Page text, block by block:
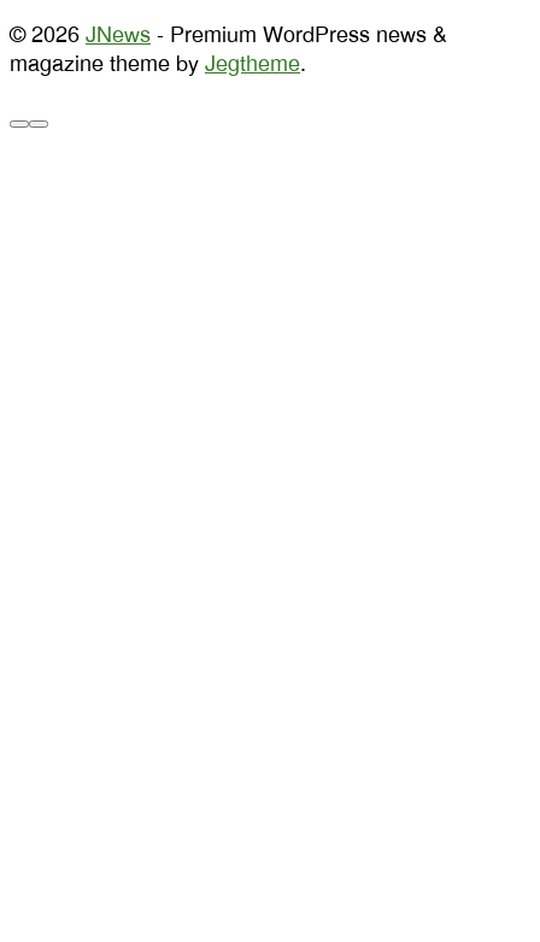
© 2026 JNews - Premium WordPress news &
magazine theme by Jegtheme.